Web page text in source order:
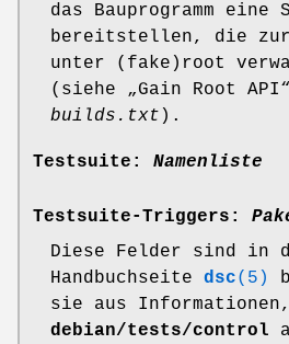
das Bauprogramm
bereitstellen, die zur
unter (fake)root
(siehe „Gain Root
builds.txt ).
Testsuite: Namenliste
Testsuite-Triggers:
Diese Felder sind in
Handbuchseite dsc(5)
sie aus
debian/tests/control